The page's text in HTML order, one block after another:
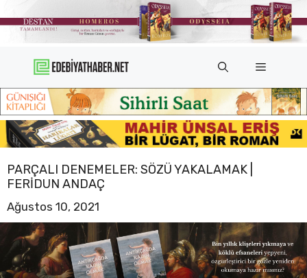
atla
Menü
PARÇALI DENEMELER: SÖZÜ YAKALAMAK |
FERIDUN ANDAÇ
Ağustos 10, 2021